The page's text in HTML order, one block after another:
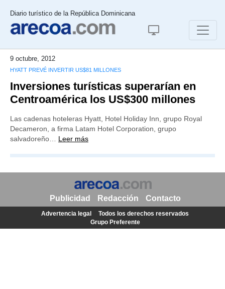
Diario turístico de la República Dominicana
9 octubre, 2012
HYATT PREVÉ INVERTIR US$81 MILLONES
Inversiones turísticas superarían en
Centroamérica los US$300 millones
Las cadenas hoteleras Hyatt, Hotel Holiday Inn, grupo Royal
Decameron, a firma Latam Hotel Corporation, grupo
salvadoreño… Leer más
Publicidad Redacción Contacto
Advertencia legal
Todos los derechos reservados
Grupo Preferente